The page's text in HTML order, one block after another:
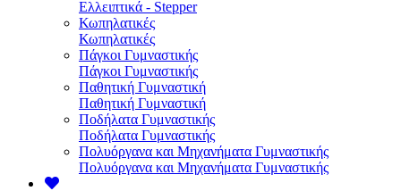
Ελλειπτικά - Stepper
Κωπηλατικές
Κωπηλατικές
Πάγκοι Γυμναστικής
Πάγκοι Γυμναστικής
Παθητική Γυμναστική
Παθητική Γυμναστική
Ποδήλατα Γυμναστικής
Ποδήλατα Γυμναστικής
Πολυόργανα και Μηχανήματα Γυμναστικής
Πολυόργανα και Μηχανήματα Γυμναστικής